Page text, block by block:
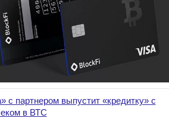
с партнером выпустит «кредитку» с
в ВТС